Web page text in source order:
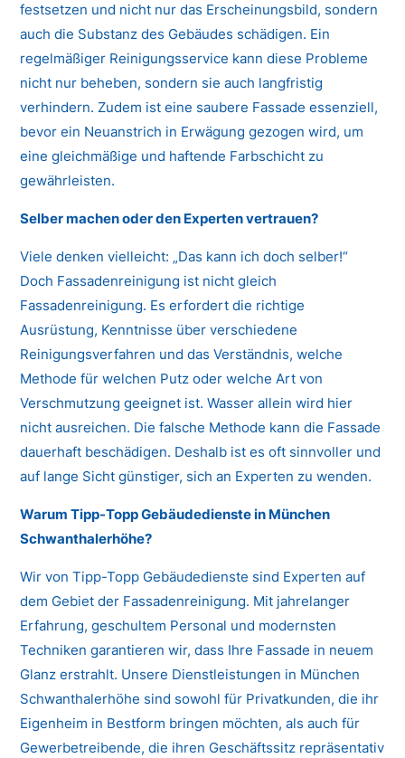
festsetzen und nicht nur das Erscheinungsbild, sondern
auch die Substanz des Gebäudes schädigen. Ein
regelmäßiger Reinigungsservice kann diese Probleme
nicht nur beheben, sondern sie auch langfristig
verhindern. Zudem ist eine saubere Fassade essenziell,
bevor ein Neuanstrich in Erwägung gezogen wird, um
eine gleichmäßige und haftende Farbschicht zu
gewährleisten.
Selber machen oder den Experten vertrauen?
Viele denken vielleicht: „Das kann ich doch selber!“
Doch Fassadenreinigung ist nicht gleich
Fassadenreinigung. Es erfordert die richtige
Ausrüstung, Kenntnisse über verschiedene
Reinigungsverfahren und das Verständnis, welche
Methode für welchen Putz oder welche Art von
Verschmutzung geeignet ist. Wasser allein wird hier
nicht ausreichen. Die falsche Methode kann die Fassade
dauerhaft beschädigen. Deshalb ist es oft sinnvoller und
auf lange Sicht günstiger, sich an Experten zu wenden.
Warum Tipp-Topp Gebäudedienste in München
Schwanthalerhöhe?
Wir von Tipp-Topp Gebäudedienste sind Experten auf
dem Gebiet der Fassadenreinigung. Mit jahrelanger
Erfahrung, geschultem Personal und modernsten
Techniken garantieren wir, dass Ihre Fassade in neuem
Glanz erstrahlt. Unsere Dienstleistungen in München
Schwanthalerhöhe sind sowohl für Privatkunden, die ihr
Eigenheim in Bestform bringen möchten, als auch für
Gewerbetreibende, die ihren Geschäftssitz repräsentativ